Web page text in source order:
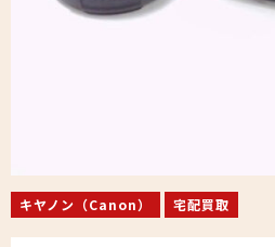
キヤノン（Canon） 宅配買取